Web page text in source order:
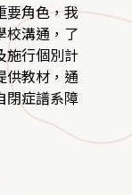
要角色，我
校溝通，了
施行個別計
供教材，通
閉症譜系障